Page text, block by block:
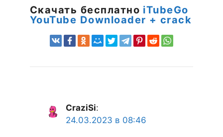
Скачать бесплатно iTubeGo
YouTube Downloader + crack
CraziSi:
24.03.2023 в 08:46